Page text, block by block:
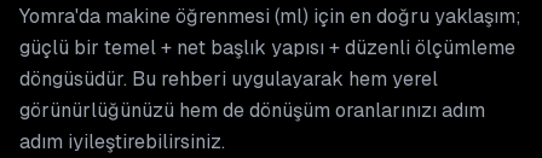
Yomra'da makine öğrenmesi (ml) için en doğru yaklaşım;
güçlü bir temel + net başlık yapısı + düzenli ölçümleme
döngüsüdür. Bu rehberi uygulayarak hem yerel
görünürlüğünüzü hem de dönüşüm oranlarınızı adım
adım iyileştirebilirsiniz.